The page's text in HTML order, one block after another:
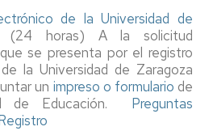
de la Universidad de
(24 horas) A la solicitud
se presenta por el registro
la Universidad de Zaragoza
un impreso o formulario de
de Educación.
Preguntas